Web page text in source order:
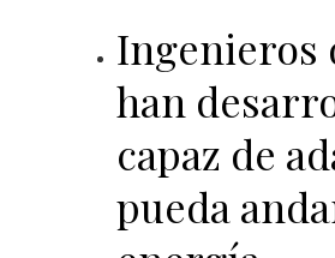
Ingenieros
han
capaz de
pueda